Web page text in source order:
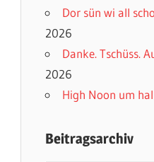
Dor sün wi all
2026
Danke. Tschüss.
2026
High Noon um
Beitragsarchiv